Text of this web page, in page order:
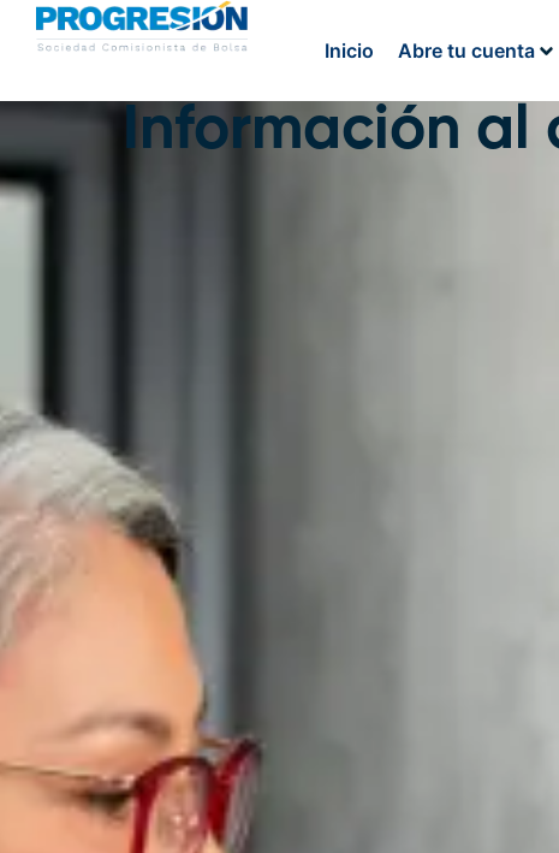
Inicio Abre tu cuenta
Información al